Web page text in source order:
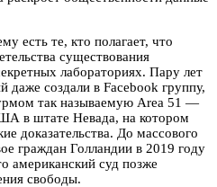
есть те, кто полагает, что
существования
лабораториях. Пару лет
даже создали в Facebook группу,
так называемую Area 51 —
в штате Невада, на котором
доказательства. До массового
граждан Голландии в 2019 году
американский суд позже
свободы.